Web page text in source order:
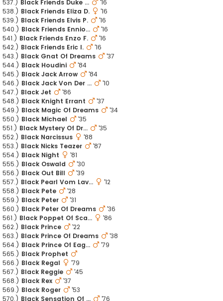
537.) Black Friends Duke ...
'16
538.) Black Friends Eliza D.
'16
539.) Black Friends Elvis P.
'16
540.) Black Friends Ennio...
'16
541.) Black Friends Enzo F.
'16
542.) Black Friends Eric I.
'16
543.) Black Gnat Of Dreams
'37
544.) Black Houdini
'84
545.) Black Jack Arrow
'84
546.) Black Jack Von Der ...
'10
547.) Black Jet
'86
548.) Black Knight Errant
'37
549.) Black Magic Of Dreams
'34
550.) Black Michael
'35
551.) Black Mystery Of Dr...
'35
552.) Black Narcissus
'88
553.) Black Nicks Teazer
'87
554.) Black Night
'81
555.) Black Oswald
'30
556.) Black Out Bill
'39
557.) Black Pearl Vom Lav...
'12
558.) Black Pete
'28
559.) Black Peter
'31
560.) Black Peter Of Dreams
'36
561.) Black Poppet Of Sca...
'86
562.) Black Prince
'22
563.) Black Prince Of Dreams
'38
564.) Black Prince Of Eag...
'79
565.) Black Prophet
566.) Black Regal
'79
567.) Black Reggie
'45
568.) Black Rex
'37
569.) Black Roger
'53
570.) Black Sensation Of ... '76